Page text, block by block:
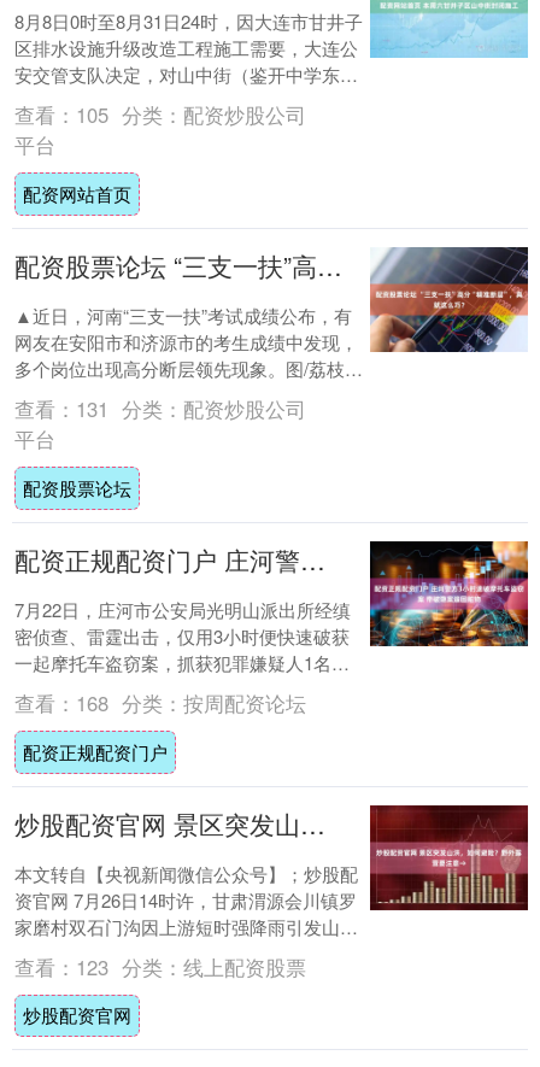
8月8日0时至8月31日24时，因大连市甘井子
区排水设施升级改造工程施工需要，大连公
安交管支队决定，对山中街（鉴开中学东门-
山中三街）封闭施工。 大连公安交管部....
查看： 105 分类： 配资炒股公司
平台
配资网站首页
配资股票论坛 “三支一扶”高分“精准断层”，真就这么巧？
▲近日，河南“三支一扶”考试成绩公布，有
网友在安阳市和济源市的考生成绩中发现，
多个岗位出现高分断层领先现象。图/荔枝新
闻 据荔枝新闻报道，近日，河南省“三支一
扶....
查看： 131 分类： 配资炒股公司
平台
配资股票论坛
配资正规配资门户 庄河警方3小时速破摩托车盗窃案 带破隐案追回赃物
7月22日，庄河市公安局光明山派出所经缜
密侦查、雷霆出击，仅用3小时便快速破获
一起摩托车盗窃案，抓获犯罪嫌疑人1名，
追回被盗车辆，并带破一起隐案。 当日8时
30....
查看： 168 分类： 按周配资论坛
配资正规配资门户
炒股配资官网 景区突发山洪，如何避险？野外露营要注意→
本文转自【央视新闻微信公众号】；炒股配
资官网 7月26日14时许，甘肃渭源会川镇罗
家磨村双石门沟因上游短时强降雨引发山
洪，导致附近露营自驾游游客被困。截至7
月2....
查看： 123 分类： 线上配资股票
炒股配资官网